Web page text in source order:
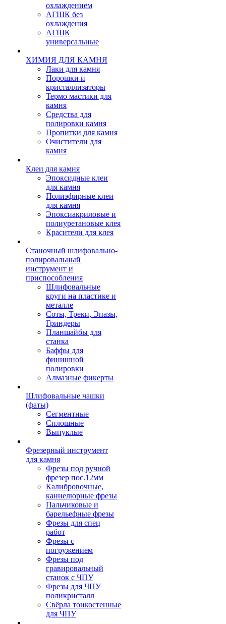
охлаждением
АГШК без
охлаждения
АГШК
универсальные
ХИМИЯ ДЛЯ КАМНЯ
Лаки для камня
Порошки и
кристаллизаторы
Термо мастики для
камня
Средства для
полировки камня
Пропитки для камня
Очистители для
камня
Клеи для камня
Эпоксидные клеи
для камня
Полиэфирные клеи
для камня
Эпоксиакриловые и
полиуретановые клея
Красители для клея
Станочный шлифовально-
полировальный
инструмент и
приспособления
Шлифовальные
круги на пластике и
металле
Соты, Треки, Эпазы,
Гриндеры
Планшайбы для
станка
Баффы для
финишной
полировки
Алмазные фикерты
Шлифовальные чашки
(фаты)
Сегментные
Сплошные
Выпуклые
Фрезерный инструмент
для камня
Фрезы под ручной
фрезер пос.12мм
Калибровочные,
каннелюрные фрезы
Пальчиковые и
барельефные фрезы
Фрезы для спец
работ
Фрезы с
погружением
Фрезы под
гравировальный
станок с ЧПУ
Фрезы для ЧПУ
поликристалл
Свёрла тонкостенные
для ЧПУ